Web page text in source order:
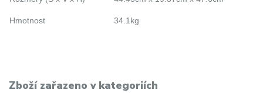
Hmotnost 34.1kg
Zboží zařazeno v kategoriích